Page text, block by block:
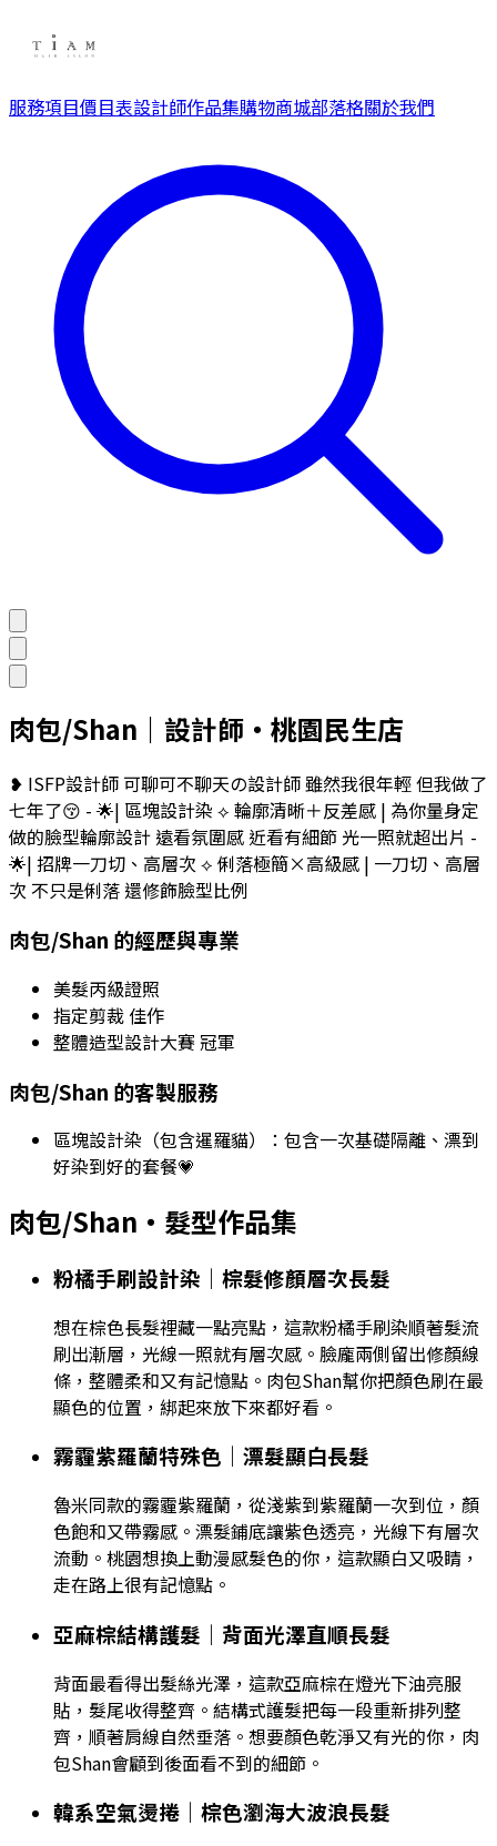
服務項目價目表設計師作品集購物商城部落格關於我們
肉包/Shan ｜ 設計師 ・ 桃園民生店
❥ ISFP設計師 可聊可不聊天の設計師 雖然我很年輕 但我做了
七年了😚 - 🌟| 區塊設計染 ⟡ 輪廓清晰＋反差感 | 為你量身定
做的臉型輪廓設計 遠看氛圍感 近看有細節 光一照就超出片 -
🌟| 招牌一刀切、高層次 ⟡ 俐落極簡×高級感 | 一刀切、高層
次 不只是俐落 還修飾臉型比例
肉包/Shan 的經歷與專業
美髮丙級證照
指定剪裁 佳作
整體造型設計大賽 冠軍
肉包/Shan 的客製服務
區塊設計染（包含暹羅貓）
：包含一次基礎隔離、漂到
好染到好的套餐💗
肉包/Shan ・髮型作品集
粉橘手刷設計染｜棕髮修顏層次長髮
想在棕色長髮裡藏一點亮點，這款粉橘手刷染順著髮流
刷出漸層，光線一照就有層次感。臉龐兩側留出修顏線
條，整體柔和又有記憶點。肉包Shan幫你把顏色刷在最
顯色的位置，綁起來放下來都好看。
霧霾紫羅蘭特殊色｜漂髮顯白長髮
魯米同款的霧霾紫羅蘭，從淺紫到紫羅蘭一次到位，顏
色飽和又帶霧感。漂髮鋪底讓紫色透亮，光線下有層次
流動。桃園想換上動漫感髮色的你，這款顯白又吸睛，
走在路上很有記憶點。
亞麻棕結構護髮｜背面光澤直順長髮
背面最看得出髮絲光澤，這款亞麻棕在燈光下油亮服
貼，髮尾收得整齊。結構式護髮把每一段重新排列整
齊，順著肩線自然垂落。想要顏色乾淨又有光的你，肉
包Shan會顧到後面看不到的細節。
韓系空氣燙捲｜棕色瀏海大波浪長髮